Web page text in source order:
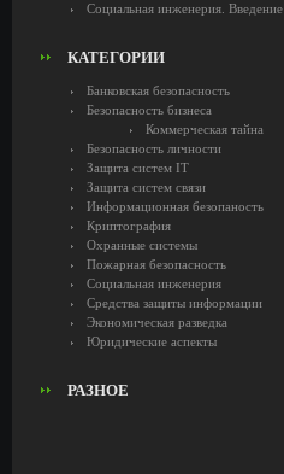
Социальная инженерия. Введение
КАТЕГОРИИ
Банковская безопасность
Безопасность бизнеса
Коммерческая тайна
Безопасность личности
Защита систем IT
Защита систем связи
Информационная безопаность
Криптография
Охранные системы
Пожарная безопасность
Социальная инженерия
Средства защиты информации
Экономическая разведка
Юридические аспекты
РАЗНОЕ